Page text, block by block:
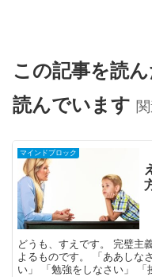
この記事を読
読んでいます
マインドブロック
どうも、すえです。 完璧主
よるものです。 「ああしな
い」 「勉強をしなさい」